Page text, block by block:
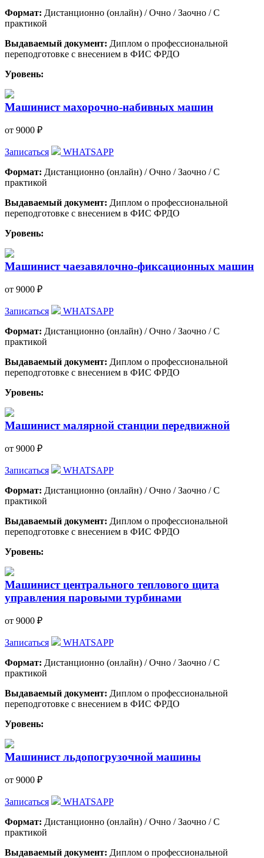
Формат: Дистанционно (онлайн) / Очно / Заочно / С
практикой
Выдаваемый документ: Диплом о профессиональной
переподготовке с внесением в ФИС ФРДО
Уровень:
Машинист махорочно-набивных машин
от 9000 ₽
Записаться
WHATSAPP
Формат: Дистанционно (онлайн) / Очно / Заочно / С
практикой
Выдаваемый документ: Диплом о профессиональной
переподготовке с внесением в ФИС ФРДО
Уровень:
Машинист чаезавялочно-фиксационных машин
от 9000 ₽
Записаться
WHATSAPP
Формат: Дистанционно (онлайн) / Очно / Заочно / С
практикой
Выдаваемый документ: Диплом о профессиональной
переподготовке с внесением в ФИС ФРДО
Уровень:
Машинист малярной станции передвижной
от 9000 ₽
Записаться
WHATSAPP
Формат: Дистанционно (онлайн) / Очно / Заочно / С
практикой
Выдаваемый документ: Диплом о профессиональной
переподготовке с внесением в ФИС ФРДО
Уровень:
Машинист центрального теплового щита
управления паровыми турбинами
от 9000 ₽
Записаться
WHATSAPP
Формат: Дистанционно (онлайн) / Очно / Заочно / С
практикой
Выдаваемый документ: Диплом о профессиональной
переподготовке с внесением в ФИС ФРДО
Уровень:
Машинист льдопогрузочной машины
от 9000 ₽
Записаться
WHATSAPP
Формат: Дистанционно (онлайн) / Очно / Заочно / С
практикой
Выдаваемый документ: Диплом о профессиональной